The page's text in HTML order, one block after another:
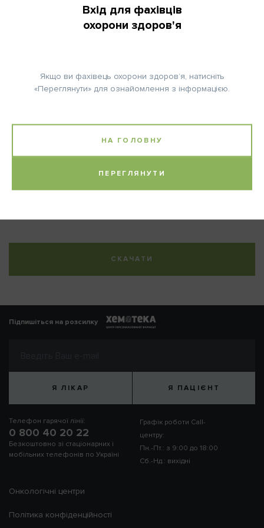
Увага! Дана схема дійсна і застосовується після схеми
- FEC / Доцетаксел (режим PACS 01) XC532 (FEC); XC416
Дексаметазон 8 мг орально 2х щодоби протягом 3 діб,
починаючи за один день до прийому Доцетакселу.
СКАЧАТИ
Вхід для фахівців
охорони здоров'я
Якщо ви фахівець охорони здоров’я, натисніть
«Переглянути» для ознайомлення з інформацією.
НА ГОЛОВНУ
ПЕРЕГЛЯНУТИ
Підпишіться на розсилку
Я ЛІКАР Я ПАЦІЄНТ
Телефон гарячої лінії:
0 800 40 20 22
Безкоштовно зі стаціонарних і
мобільних телефонів по Україні
Графік роботи Call-
центру:
Пн.-Пт.: з 9:00 до 18:00
Сб.-Нд.: вихідні
Онкологічні центри
Політика конфіденційності